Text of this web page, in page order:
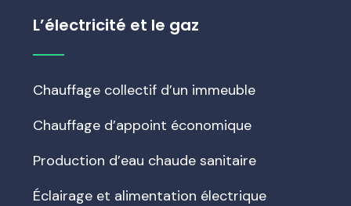
L’électricité et le gaz
Chauffage collectif d’un immeuble
Chauffage d’appoint économique
Production d’eau chaude sanitaire
Éclairage et alimentation électrique